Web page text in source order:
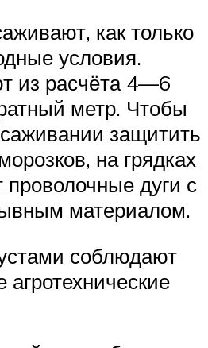
как только
условия.
из расчёта 4—6
метр. Чтобы
защитить
на грядках
проволочные дуги с
материалом.
соблюдают